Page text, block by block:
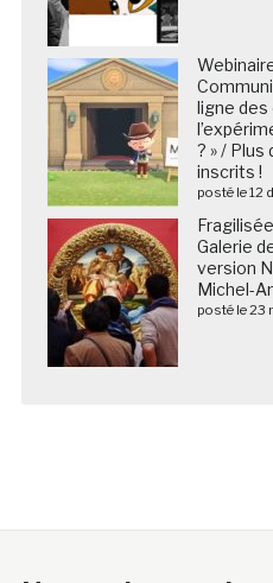
ligne des
? » /
inscrits !
posté le 12
Galerie
version
Michel-
posté le 23